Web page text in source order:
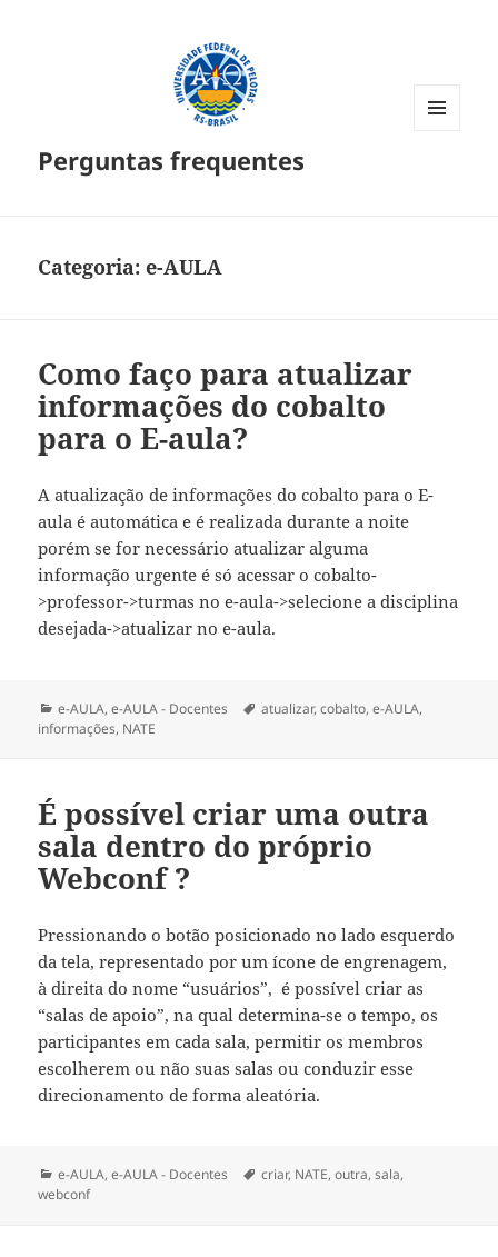
Perguntas frequentes
Categoria:e-AULA
Como faço para atualizar
informações do cobalto
para o E-aula?
A atualização de informações do cobalto para o E-
aula é automática e é realizada durante a noite
porém se for necessário atualizar alguma
informação urgente é só acessar o cobalto-
>professor->turmas no e-aula->selecione a disciplina
desejada->atualizar no e-aula.
Categorias
e-AULA,e-AULA - Docentes Tags
atualizar,cobalto,e-AULA,
informações, NATE
É possível criar uma outra
sala dentro do próprio
Webconf ?
Pressionando o botão posicionado no lado esquerdo
da tela, representado por um ícone de engrenagem,
à direita do nome “usuários”, é possível criar as
“salas de apoio”, na qual determina-se o tempo, os
participantes em cada sala, permitir os membros
escolherem ou não suas salas ou conduzir esse
direcionamento de forma aleatória.
Categorias
e-AULA,e-AULA - Docentes Tags
criar, NATE,outra,sala,
webconf